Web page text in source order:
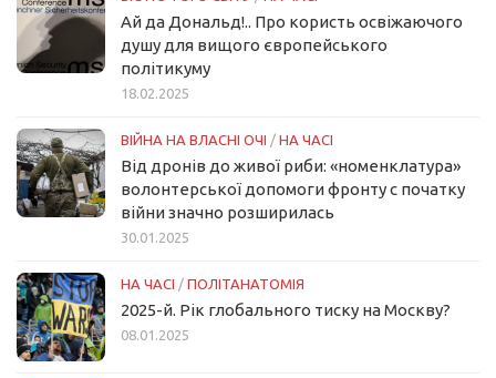
Ай да Дональд!.. Про користь освіжаючого
душу для вищого європейського
політикуму
18.02.2025
ВІЙНА НА ВЛАСНІ ОЧІ / НА ЧАСІ
Від дронів до живої риби: «номенклатура»
волонтерської допомоги фронту с початку
війни значно розширилась
30.01.2025
НА ЧАСІ / ПОЛІТАНАТОМІЯ
2025-й. Рік глобального тиску на Москву?
08.01.2025